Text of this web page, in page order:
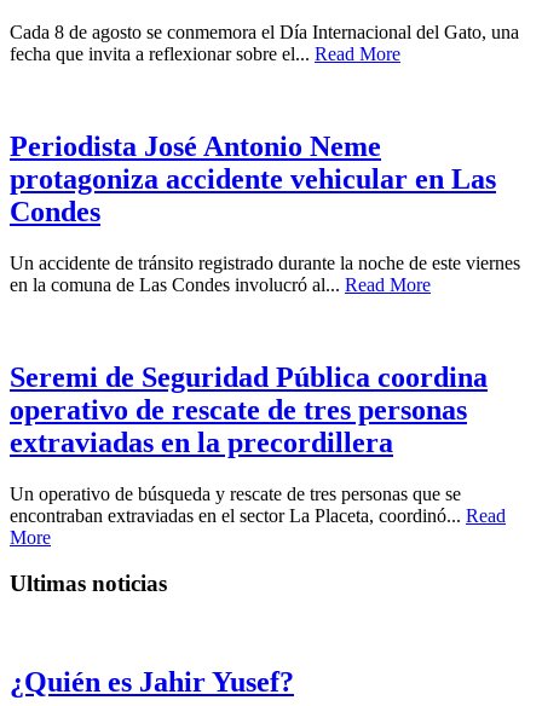
Cada 8 de agosto se conmemora el Día Internacional del Gato, una
fecha que invita a reflexionar sobre el... Read More
Periodista José Antonio Neme
protagoniza accidente vehicular en Las
Condes
Un accidente de tránsito registrado durante la noche de este viernes
en la comuna de Las Condes involucró al... Read More
Seremi de Seguridad Pública coordina
operativo de rescate de tres personas
extraviadas en la precordillera
Un operativo de búsqueda y rescate de tres personas que se
encontraban extraviadas en el sector La Placeta, coordinó... Read
More
Ultimas noticias
¿Quién es Jahir Yusef?